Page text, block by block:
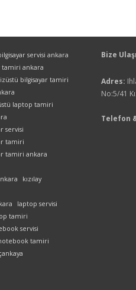
servisi ankara
tamiri ankara
bilgisayar tamiri
laptop tamiri
servisi
tamiri
tamiri ankara
kızılay
laptop servisi
tamiri
servisi
tamiri
Bize
Adres:
No:5/41
Telefon